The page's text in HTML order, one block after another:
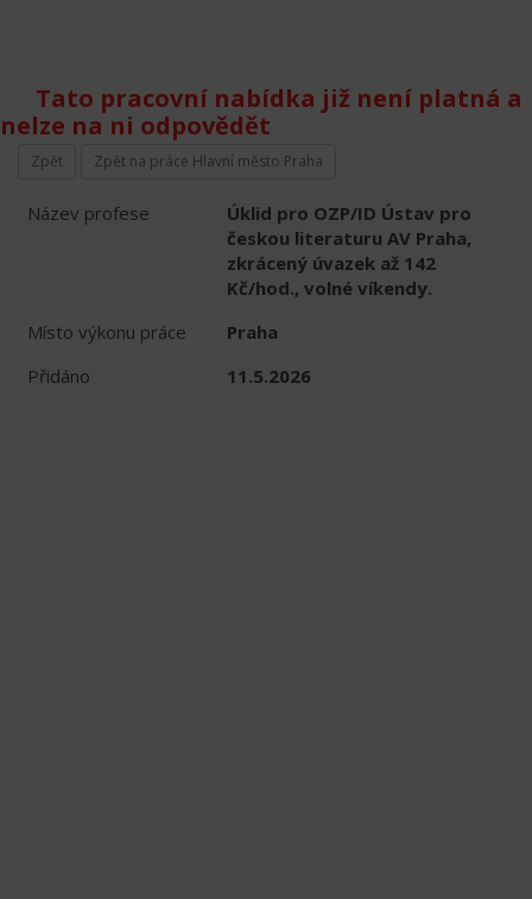
Tato pracovní nabídka již není platná a
nelze na ni odpovědět
Zpět Zpět na práce Hlavní město Praha
Název profese
Úklid pro OZP/ID Ústav pro
českou literaturu AV Praha,
zkrácený úvazek až 142
Kč/hod., volné víkendy.
Místo výkonu práce
Praha
Přidáno
11.5.2026